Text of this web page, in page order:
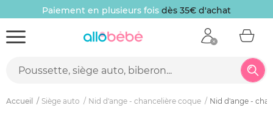
Paiement en plusieurs fois dès 35€ d'achat
Accueil Siège auto Nid d'ange - chancelière coque Nid d'ange -